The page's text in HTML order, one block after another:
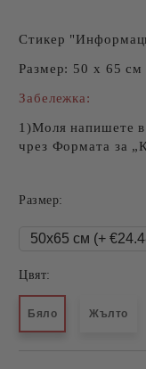
Стикер
Размер: 50 х 65
Забележка:
1)Моля напишете в
чрез Формата за
Размер:
Цвят:
Бяло Жълто